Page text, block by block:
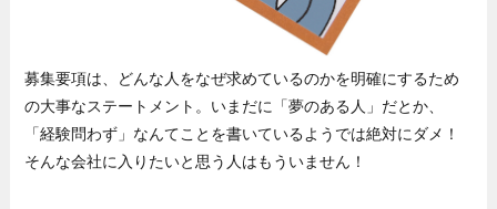
募集要項は、どんな人をなぜ求めているのかを明確にするため
の大事なステートメント。いまだに「夢のある人」だとか、
「経験問わず」なんてことを書いているようでは絶対にダメ！
そんな会社に入りたいと思う人はもういません！